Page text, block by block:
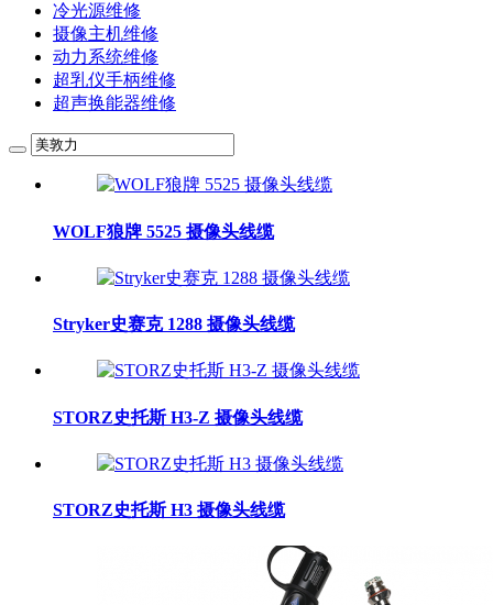
冷光源维修
摄像主机维修
动力系统维修
超乳仪手柄维修
超声换能器维修
WOLF狼牌 5525 摄像头线缆
Stryker史赛克 1288 摄像头线缆
STORZ史托斯 H3-Z 摄像头线缆
STORZ史托斯 H3 摄像头线缆